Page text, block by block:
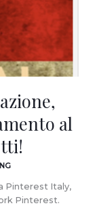
al
Pinterest Italy,
Pinterest.